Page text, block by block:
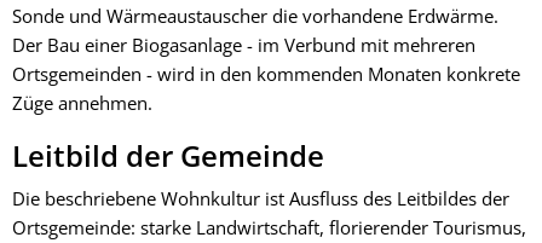
Sonde und Wärmeaustauscher die vorhandene Erdwärme.
Der Bau einer Biogasanlage - im Verbund mit mehreren
Ortsgemeinden - wird in den kommenden Monaten konkrete
Züge annehmen.
Leitbild der Gemeinde
Die beschriebene Wohnkultur ist Ausfluss des Leitbildes der
Ortsgemeinde: starke Landwirtschaft, florierender Tourismus,